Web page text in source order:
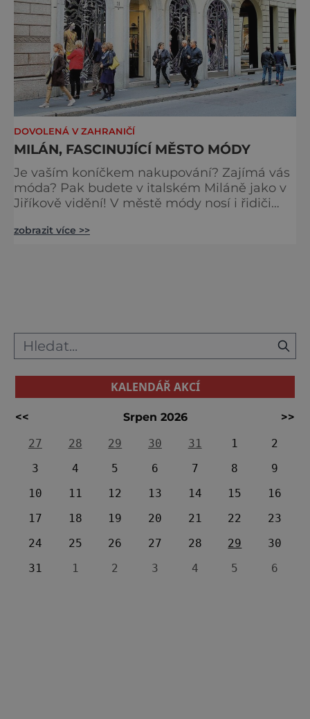
DOVOLENÁ V ZAHRANIČÍ
MILÁN, FASCINUJÍCÍ MĚSTO MÓDY
Je vaším koníčkem nakupování? Zajímá vás
móda? Pak budete v italském Miláně jako v
Jiříkově vidění! V městě módy nosí i řidiči
nevídané. A koupíte tu úžasné oblečení za
zobrazit více >>
KALENDÁŘ AKCÍ
<< Srpen 2026
>>
27
28 29 30 31 1
2
3
4 5 6 7 8
9
10
11 12 13 14 15
16
17
18 19 20 21 22
23
24
25 26 27 28 29
30
31
1 2 3 4 5 6